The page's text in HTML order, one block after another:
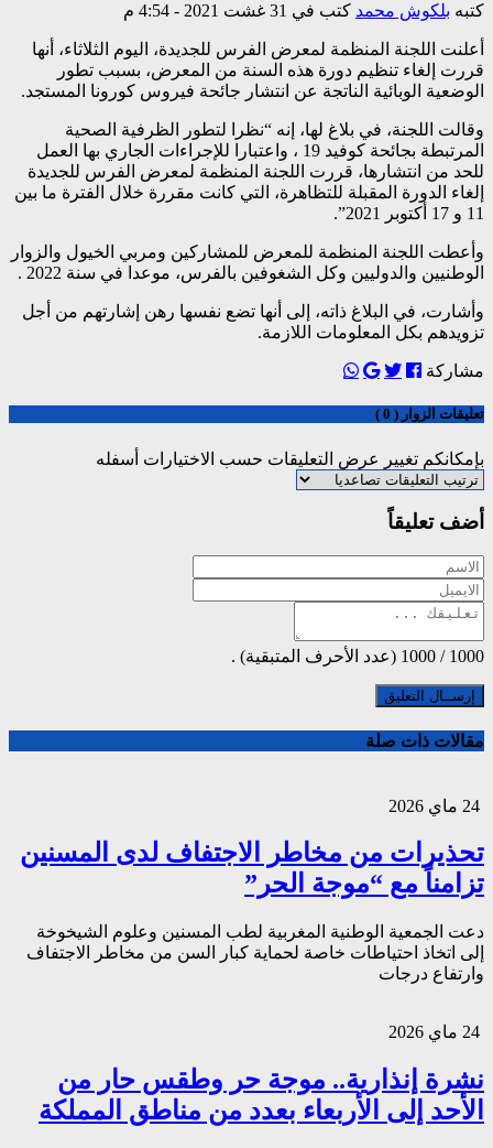
كتبه بلكوش محمد كتب في 31 غشت 2021 - 4:54 م
أعلنت اللجنة المنظمة لمعرض الفرس للجديدة، اليوم الثلاثاء، أنها
قررت إلغاء تنظيم دورة هذه السنة من المعرض، بسبب تطور
الوضعية الوبائية الناتجة عن انتشار جائحة فيروس كورونا المستجد.
وقالت اللجنة، في بلاغ لها، إنه “نظرا لتطور الظرفية الصحية
المرتبطة بجائحة كوفيد 19 ، واعتبارا للإجراءات الجاري بها العمل
للحد من انتشارها، قررت اللجنة المنظمة لمعرض الفرس للجديدة
إلغاء الدورة المقبلة للتظاهرة، التي كانت مقررة خلال الفترة ما بين
11 و 17 أكتوبر 2021”.
وأعطت اللجنة المنظمة للمعرض للمشاركين ومربي الخيول والزوار
الوطنيين والدوليين وكل الشغوفين بالفرس، موعدا في سنة 2022 .
وأشارت، في البلاغ ذاته، إلى أنها تضع نفسها رهن إشارتهم من أجل
تزويدهم بكل المعلومات اللازمة.
مشاركة
تعليقات الزوار ( 0 )
بإمكانكم تغيير عرض التعليقات حسب الاختيارات أسفله
أضف تعليقاً
1000
/
1000 (عدد الأحرف المتبقية) .
مقالات ذات صلة
تحذيرات من مخاطر الاجتفاف لدى المسنين
تزامناً مع “موجة الحر”
دعت الجمعية الوطنية المغربية لطب المسنين وعلوم الشيخوخة
إلى اتخاذ احتياطات خاصة لحماية كبار السن من مخاطر الاجتفاف
وارتفاع درجات
نشرة إنذارية.. موجة حر وطقس حار من
الأحد إلى الأربعاء بعدد من مناطق المملكة